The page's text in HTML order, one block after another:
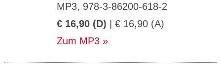
MP3, 978-3-86200-618-2
€ 16,90 (D) | € 16,90 (A)
Zum MP3